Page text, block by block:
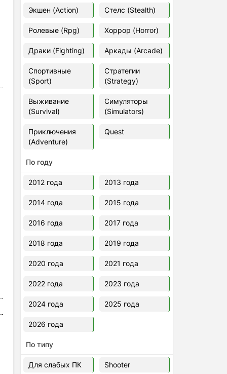
Euro Truck Simulator 2 v.1.60.1.7s
[Папка игры] (2012)
37,77 Гб
Forza Horizon 5 v.688.044
[Папка игры] (2021)
2021
V Rising
2024
Экшен (Action) Стелс (Stealth)
Ролевые (Rpg) Хоррор (Horror)
Драки (Fighting) Аркады (Arcade)
Спортивные
(Sport)
Стратегии
(Strategy)
Выживание
(Survival)
Симуляторы
(Simulators)
Приключения
(Adventure)
Quest
По году
2012 года 2013 года
2014 года 2015 года
2016 года 2017 года
2018 года 2019 года
2020 года 2021 года
2022 года 2023 года
2024 года 2025 года
2026 года
По типу
Для слабых ПК Shooter